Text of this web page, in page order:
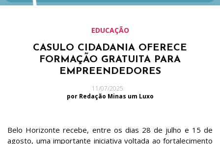
EDUCAÇÃO
CASULO CIDADANIA OFERECE
FORMAÇÃO GRATUITA PARA
EMPREENDEDORES
11/07/2025
por Redação Minas um Luxo
Belo Horizonte recebe, entre os dias 28 de julho e 15 de
agosto, uma importante iniciativa voltada ao fortalecimento